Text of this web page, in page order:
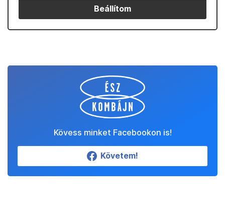
Beállítom
Kövess minket Facebookon is!
Követem!